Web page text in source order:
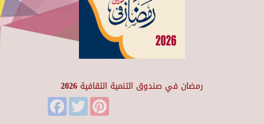
رمضان في صندوق التنمية الثقافية 2026
FacebookTwitter